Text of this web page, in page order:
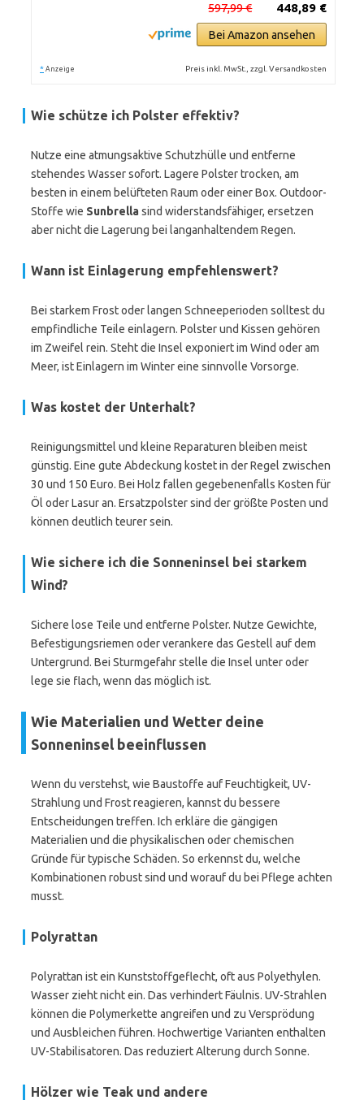
448,89 €
597,99 €
Bei Amazon ansehen
* Anzeige Preis inkl. MwSt., zzgl. Versandkosten
Wie schütze ich Polster effektiv?
Nutze eine atmungsaktive Schutzhülle und entferne
stehendes Wasser sofort. Lagere Polster trocken, am
besten in einem belüfteten Raum oder einer Box. Outdoor-
Stoffe wie Sunbrellasind widerstandsfähiger, ersetzen
aber nicht die Lagerung bei langanhaltendem Regen.
Wann ist Einlagerung empfehlenswert?
Bei starkem Frost oder langen Schneeperioden solltest du
empfindliche Teile einlagern. Polster und Kissen gehören
im Zweifel rein. Steht die Insel exponiert im Wind oder am
Meer, ist Einlagern im Winter eine sinnvolle Vorsorge.
Was kostet der Unterhalt?
Reinigungsmittel und kleine Reparaturen bleiben meist
günstig. Eine gute Abdeckung kostet in der Regel zwischen
30 und 150 Euro. Bei Holz fallen gegebenenfalls Kosten für
Öl oder Lasur an. Ersatzpolster sind der größte Posten und
können deutlich teurer sein.
Wie sichere ich die Sonneninsel bei starkem
Wind?
Sichere lose Teile und entferne Polster. Nutze Gewichte,
Befestigungsriemen oder verankere das Gestell auf dem
Untergrund. Bei Sturmgefahr stelle die Insel unter oder
lege sie flach, wenn das möglich ist.
Wie Materialien und Wetter deine
Sonneninsel beeinflussen
Wenn du verstehst, wie Baustoffe auf Feuchtigkeit, UV-
Strahlung und Frost reagieren, kannst du bessere
Entscheidungen treffen. Ich erkläre die gängigen
Materialien und die physikalischen oder chemischen
Gründe für typische Schäden. So erkennst du, welche
Kombinationen robust sind und worauf du bei Pflege achten
musst.
Polyrattan
Polyrattan ist ein Kunststoffgeflecht, oft aus Polyethylen.
Wasser zieht nicht ein. Das verhindert Fäulnis. UV-Strahlen
können die Polymerkette angreifen und zu Versprödung
und Ausbleichen führen. Hochwertige Varianten enthalten
UV-Stabilisatoren. Das reduziert Alterung durch Sonne.
Hölzer wie Teak und andere